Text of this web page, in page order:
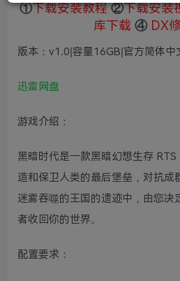
①下载安装教程 ②下载安装
库下载 ④ DX
版本：v1.0|容量16GB|官方简体
迅雷网盘
游戏介绍：
黑暗时代是一款黑暗幻想生存
造和保卫人类的最后堡垒，对抗成
迷雾吞噬的王国的遗迹中，由您决
者收回你的世界。
配置要求：